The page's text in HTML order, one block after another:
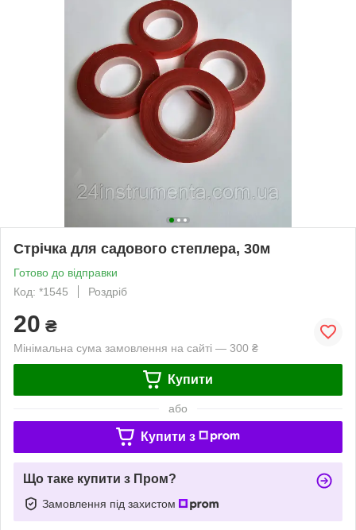
Стрічка для садового степлера, 30м
Готово до відправки
Код: *1545
Роздріб
20 ₴
Мінімальна сума замовлення на сайті — 300 ₴
Купити
або
Купити з
Що таке купити з Пром?
Замовлення під захистом